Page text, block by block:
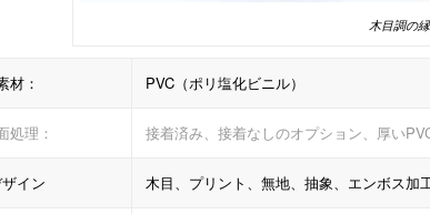
木目調の
材： PVC（ポリ塩化ビニル）
処理： 接着済み、接着なしのオプション、厚い
イン 木目、プリント、無地、抽象、エンボス加